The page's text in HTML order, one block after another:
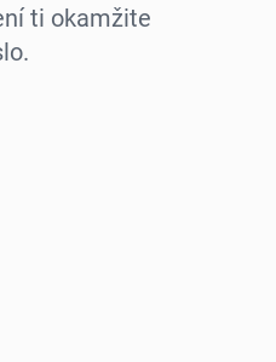
ti okamžite